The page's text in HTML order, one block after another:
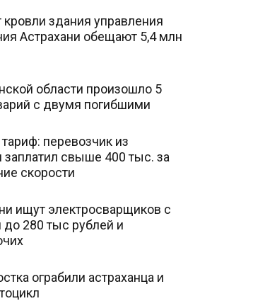
кровли здания управления
Астрахани обещают 5,4 млн
области произошло 5
с двумя погибшими
перевозчик из
заплатил свыше 400 тыс. за
скорости
ищут электросварщиков с
до 280 тыс рублей и
ограбили астраханца и